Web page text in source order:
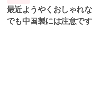
最近ようやくおしゃれ
でも中国製には注意です